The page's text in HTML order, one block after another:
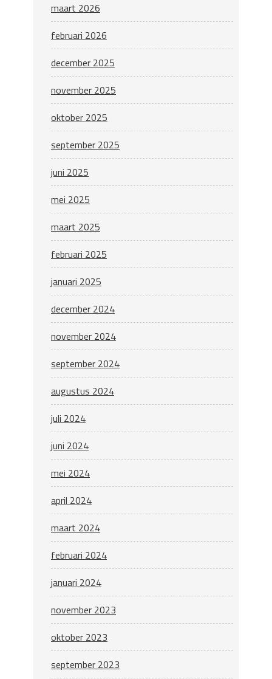
maart 2026
februari 2026
december 2025
november 2025
oktober 2025
september 2025
juni 2025
mei 2025
maart 2025
februari 2025
januari 2025
december 2024
november 2024
september 2024
augustus 2024
juli 2024
juni 2024
mei 2024
april 2024
maart 2024
februari 2024
januari 2024
november 2023
oktober 2023
september 2023